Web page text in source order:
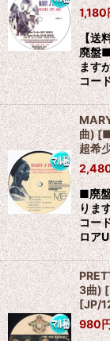
1,180
【送
廃盤
ます
コー
曲)
超希
■廃
りま
コー
ロア
3曲)
[JP/
980